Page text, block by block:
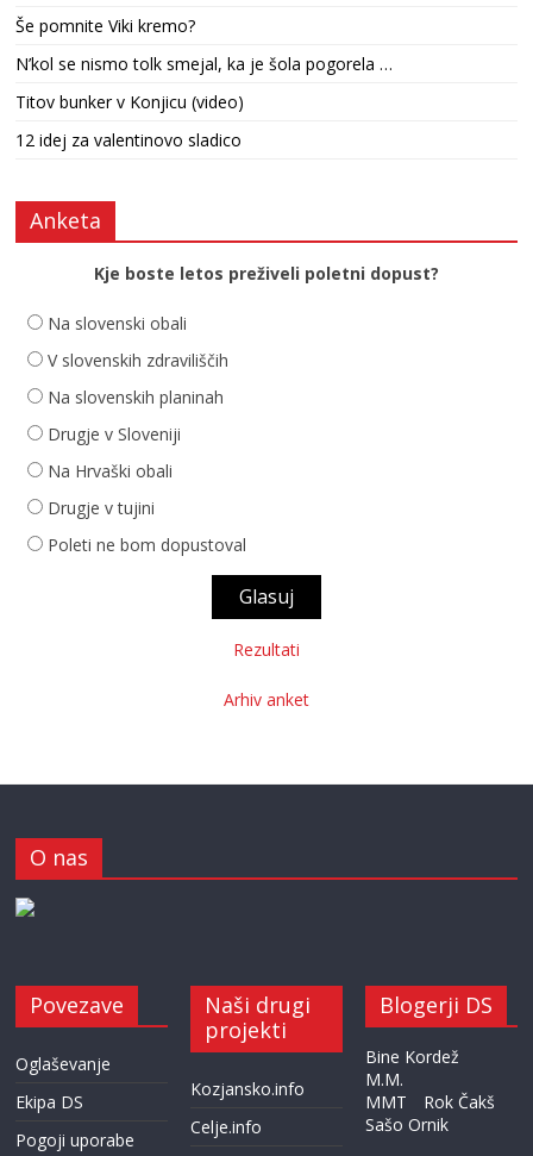
Še pomnite Viki kremo?
N’kol se nismo tolk smejal, ka je šola pogorela …
Titov bunker v Konjicu (video)
12 idej za valentinovo sladico
Anketa
Kje boste letos preživeli poletni dopust?
Na slovenski obali
V slovenskih zdraviliščih
Na slovenskih planinah
Drugje v Sloveniji
Na Hrvaški obali
Drugje v tujini
Poleti ne bom dopustoval
Rezultati
Arhiv anket
O nas
Povezave
Oglaševanje
Ekipa DS
Pogoji uporabe
Naši drugi
projekti
Kozjansko.info
Celje.info
Blogerji DS
Bine Kordež
M.M.
MMT
Rok Čakš
Sašo Ornik